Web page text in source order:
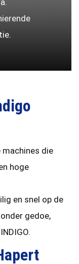
machines die
hoge
en snel op de
gedoe,